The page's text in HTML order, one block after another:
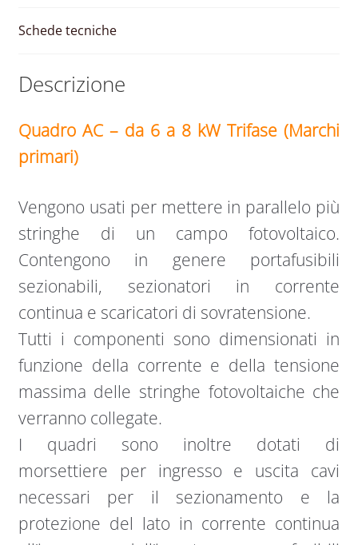
Schede tecniche
Descrizione
Quadro AC– da 6 a 8 kW Trifase (Marchi
primari)
Vengono usati per mettere in parallelo più
stringhe di un campo fotovoltaico.
Contengono in genere portafusibili
sezionabili, sezionatori in corrente
continua e scaricatori di sovratensione.
Tutti i componenti sono dimensionati in
funzione della corrente e della tensione
massima delle stringhe fotovoltaiche che
verranno collegate.
I quadri sono inoltre dotati di
morsettiere per ingresso e uscita cavi
necessari per il sezionamento e la
protezione del lato in corrente continua